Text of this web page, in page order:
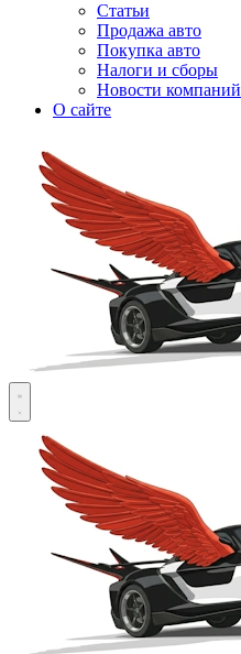
Статьи
Продажа авто
Покупка авто
Налоги и сборы
Новости компаний
О сайте